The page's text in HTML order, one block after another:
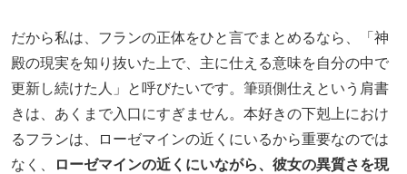
だから私は、フランの正体をひと言でまとめるなら、「神
殿の現実を知り抜いた上で、主に仕える意味を自分の中で
更新し続けた人」と呼びたいです。筆頭側仕えという肩書
きは、あくまで入口にすぎません。本好きの下剋上におけ
るフランは、ローゼマインの近くにいるから重要なのでは
なく、
ローゼマインの近くにいながら、彼女の異質さを現